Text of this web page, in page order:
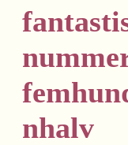
nhalv